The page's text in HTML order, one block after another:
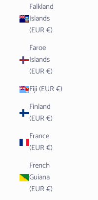
Falkland
Islands
(EUR €)
Faroe
Islands
(EUR €)
Fiji (EUR €)
Finland
(EUR €)
France
(EUR €)
French
Guiana
(EUR €)